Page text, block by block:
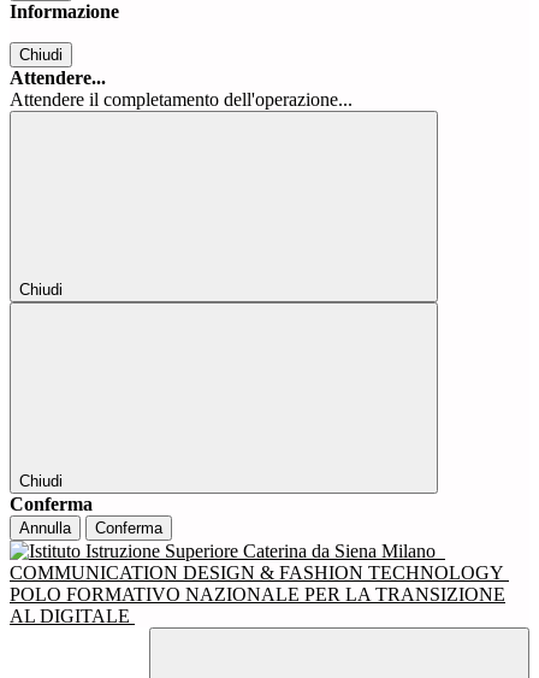
Informazione
Chiudi
Attendere...
Attendere il completamento dell'operazione...
Chiudi
Chiudi
Conferma
Annulla Conferma
COMMUNICATION DESIGN & FASHION TECHNOLOGY
POLO FORMATIVO NAZIONALE PER LA TRANSIZIONE
AL DIGITALE